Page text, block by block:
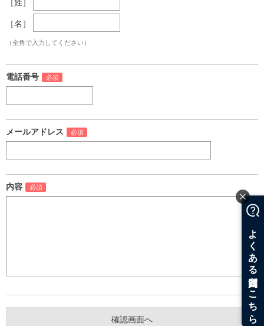
［姓］
［名］
（全角で入力してください）
電話番号
メールアドレス
内容